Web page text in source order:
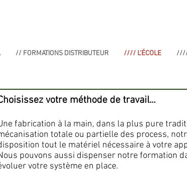
// FORMATIONS DISTRIBUTEUR //// L'ÉCOLE
votre méthode de travail...
fabrication à la main, dans la plus pure
totale ou partielle des process,
tout le matériel nécessaire à votre
pouvons aussi dispenser notre formation
votre système en place.